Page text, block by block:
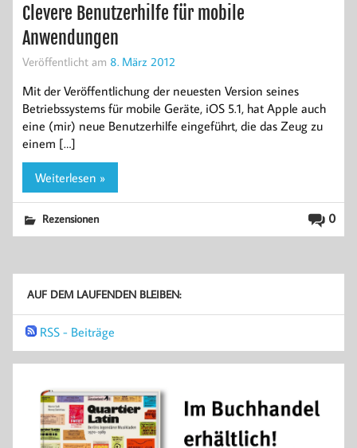
Clevere Benutzerhilfe für mobile
Anwendungen
Veröffentlicht am 8. März 2012
Mit der Veröffentlichung der neuesten Version seines
Betriebssystems für mobile Geräte, iOS 5.1, hat Apple auch
eine (mir) neue Benutzerhilfe eingeführt, die das Zeug zu
einem […]
Weiterlesen »
0
Rezensionen
AUF DEM LAUFENDEN BLEIBEN:
RSS - Beiträge